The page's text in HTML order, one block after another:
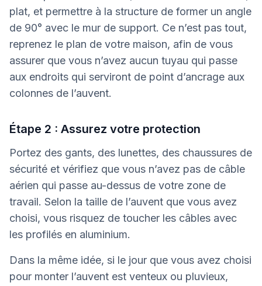
plat, et permettre à la structure de former un angle
de 90° avec le mur de support. Ce n’est pas tout,
reprenez le plan de votre maison, afin de vous
assurer que vous n’avez aucun tuyau qui passe
aux endroits qui serviront de point d’ancrage aux
colonnes de l’auvent.
Étape 2 : Assurez votre protection
Portez des gants, des lunettes, des chaussures de
sécurité et vérifiez que vous n’avez pas de câble
aérien qui passe au-dessus de votre zone de
travail. Selon la taille de l’auvent que vous avez
choisi, vous risquez de toucher les câbles avec
les profilés en aluminium.
Dans la même idée, si le jour que vous avez choisi
pour monter l’auvent est venteux ou pluvieux,